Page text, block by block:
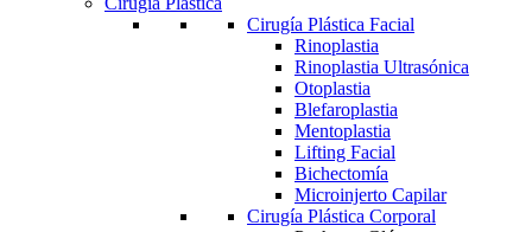
Cirugía Plástica Facial
Rinoplastia
Rinoplastia Ultrasónica
Otoplastia
Blefaroplastia
Mentoplastia
Lifting Facial
Bichectomía
Microinjerto Capilar
Cirugía Plástica Corporal